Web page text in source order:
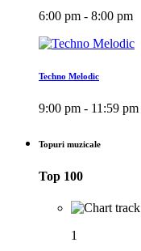
6:00 pm - 8:00 pm
Techno Melodic
9:00 pm - 11:59 pm
Topuri muzicale
Top 100
1